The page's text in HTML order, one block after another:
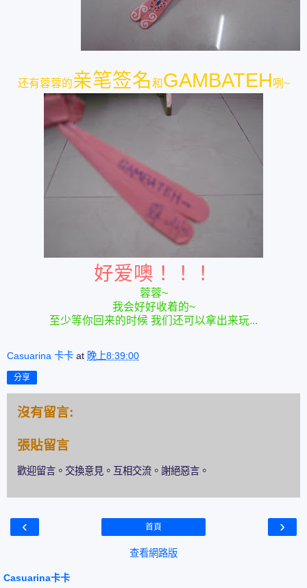
还有蓉蓉的亲笔签名和 GAMBATEH咧~
好爱噢！！！
蓉蓉~
我会好好收着的~
至少等你回来的时候 我们还可以拿出来玩...
Casuarina 卡卡 at 晚上8:39:00
分享
沒有留言:
張貼留言
歡迎留言。交換意見。互相交流。謝絕惡言。
‹ ›
首頁
查看網路版
Casuarina卡卡